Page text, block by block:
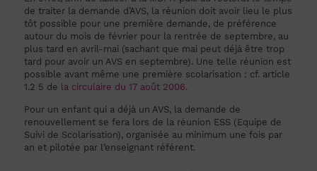
de traiter la demande d’AVS, la réunion doit avoir lieu le plus
tôt possible pour une première demande, de préférence
autour du mois de février pour la rentrée de septembre, au
plus tard en avril-mai (sachant que mai peut déjà être trop
tard pour avoir un AVS en septembre). Une telle réunion est
possible avant même une première scolarisation : cf. article
1.2 5 de la circulaire du 17 août 2006.
Pour un enfant qui a déjà un AVS, la demande de
renouvellement se fera lors de la réunion ESS (Equipe de
Suivi de Scolarisation), organisée au minimum une fois par
an et pilotée par l’enseignant référent.